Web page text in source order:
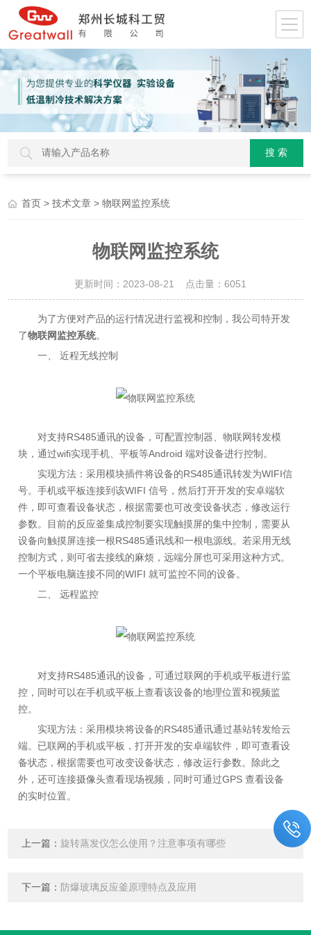
首页 >技术文章 > 物联网监控系统
物联网监控系统
更新时间：2023-08-21 点击量： 6051
为了方便对产品的运行情况进行监视和控制，我公司特开发
了物联网监控系统。
一、 近程无线控制
对支持RS485通讯的设备，可配置控制器、物联网转发模
块，通过wifi实现手机、平板等Android 端对设备进行控制。
实现方法：采用模块插件将设备的RS485通讯转发为WIFI信
号。手机或平板连接到该WIFI 信号，然后打开开发的安卓端软
件，即可查看设备状态，根据需要也可改变设备状态，修改运行
参数。目前的反应釜集成控制要实现触摸屏的集中控制，需要从
设备向触摸屏连接一根RS485通讯线和一根电源线。若采用无线
控制方式，则可省去接线的麻烦，远端分屏也可采用这种方式。
一个平板电脑连接不同的WIFI 就可监控不同的设备。
二、 远程监控
对支持RS485通讯的设备，可通过联网的手机或平板进行监
控，同时可以在手机或平板上查看该设备的地理位置和视频监
控。
实现方法：采用模块将设备的RS485通讯通过基站转发给云
端。已联网的手机或平板，打开开发的安卓端软件，即可查看设
备状态，根据需要也可改变设备状态，修改运行参数。除此之
外，还可连接摄像头查看现场视频，同时可通过GPS 查看设备
的实时位置。
上一篇：旋转蒸发仪怎么使用？注意事项有哪些
下一篇： 防爆玻璃反应釜原理特点及应用